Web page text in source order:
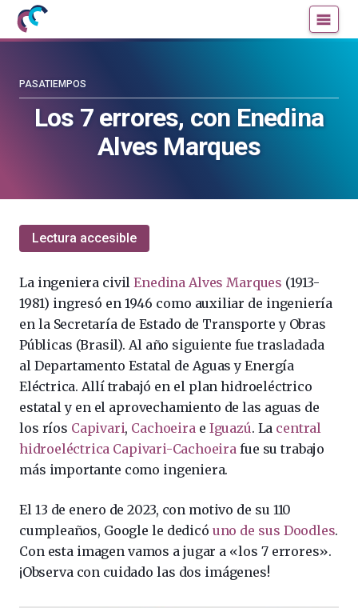
Mujeres
con
la
blog
la
Los 7 errores, con Enedina
Alves Marques
PASATIEMPOS
Lectura accesible
La ingeniera civilEnedina Alves Marques (1913-
1981) ingresó en 1946 como auxiliar de ingeniería
en la Secretaría de Estado de Transporte y Obras
Públicas (Brasil). Al año siguiente fue trasladada
al Departamento Estatal de Aguas y Energía
Eléctrica. Allí trabajó en el plan hidroeléctrico
estatal y en el aprovechamiento de las aguas de
los ríos Capivari, Cachoeirae Iguazú. La central
hidroeléctrica Capivari-Cachoeirafue su trabajo
más importante como ingeniera. ​​
El 13 de enero de 2023, con motivo de su 110
cumpleaños, Google le dedicó uno de sus Doodles.
Con esta imagen vamos a jugar a «los 7 errores».
¡Observa con cuidado las dos imágenes!​​